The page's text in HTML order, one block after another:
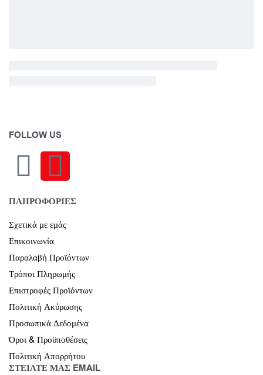
FOLLOW US
ΠΛΗΡΟΦΟΡΙΕΣ
Σχετικά με εμάς
Επικοινωνία
Παραλαβή Προϊόντων
Τρόποι Πληρωμής
Επιστροφές Προϊόντων
Πολιτική Ακύρωσης
Προσωπικά Δεδομένα
Όροι & Προϋποθέσεις
Πολιτική Απορρήτου
ΣΤΕΙΛΤΕ ΜΑΣ EMAIL